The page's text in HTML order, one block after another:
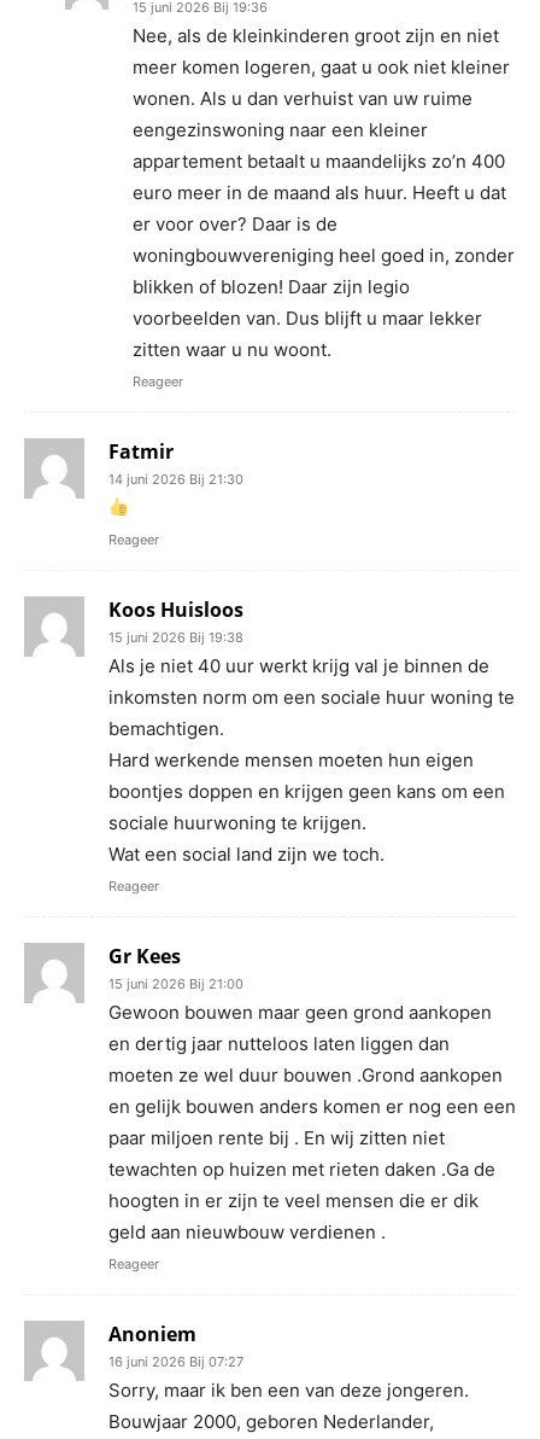
15 juni 2026 Bij 19:36
Nee, als de kleinkinderen groot zijn en niet
meer komen logeren, gaat u ook niet kleiner
wonen. Als u dan verhuist van uw ruime
eengezinswoning naar een kleiner
appartement betaalt u maandelijks zo’n 400
euro meer in de maand als huur. Heeft u dat
er voor over? Daar is de
woningbouwvereniging heel goed in, zonder
blikken of blozen! Daar zijn legio
voorbeelden van. Dus blijft u maar lekker
zitten waar u nu woont.
Reageer
Fatmir
14 juni 2026 Bij 21:30
Reageer
Koos Huisloos
15 juni 2026 Bij 19:38
Als je niet 40 uur werkt krijg val je binnen de
inkomsten norm om een sociale huur woning te
bemachtigen.
Hard werkende mensen moeten hun eigen
boontjes doppen en krijgen geen kans om een
sociale huurwoning te krijgen.
Wat een social land zijn we toch.
Reageer
Gr Kees
15 juni 2026 Bij 21:00
Gewoon bouwen maar geen grond aankopen
en dertig jaar nutteloos laten liggen dan
moeten ze wel duur bouwen .Grond aankopen
en gelijk bouwen anders komen er nog een een
paar miljoen rente bij . En wij zitten niet
tewachten op huizen met rieten daken .Ga de
hoogten in er zijn te veel mensen die er dik
geld aan nieuwbouw verdienen .
Reageer
Anoniem
16 juni 2026 Bij 07:27
Sorry, maar ik ben een van deze jongeren.
Bouwjaar 2000, geboren Nederlander,